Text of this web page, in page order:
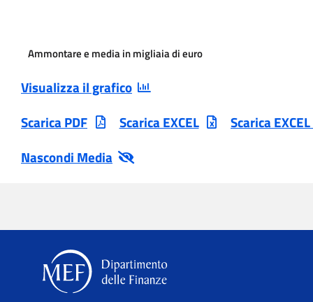
Ammontare e media in migliaia di euro